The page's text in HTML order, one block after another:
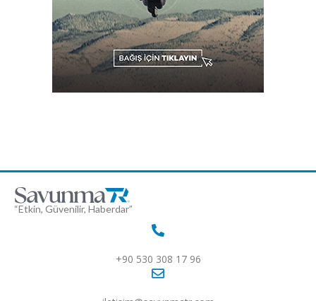
“Etkin, Güvenilir, Haberdar”
+90 530 308 17 96